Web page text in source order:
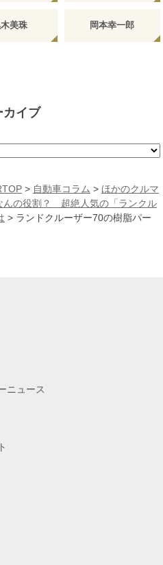
美珠 岡本幸一郎
カイブ
> 自動車コラム > ほかのクルマ
んの役割？ 超絶人気の「ランクル
> ランドクルーザー70の樹脂パー
ニュース